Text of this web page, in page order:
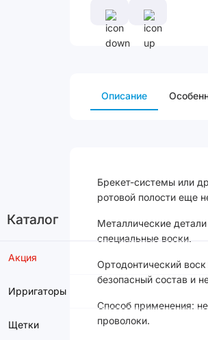
Каталог
Акция
Ирригаторы
Щетки
Описание
Брекет-системы или
ротовой полости еще
Металлические
специальные воски.
Ортодонтический
безопасный состав и
Способ применения:
проволоки.